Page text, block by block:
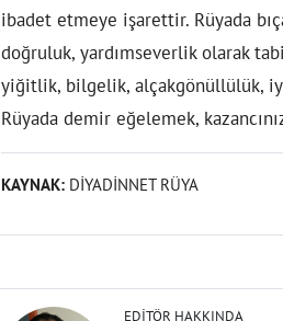
ibadet etmeye işarettir. Rüyada
doğruluk, yardımseverlik olarak
yiğitlik, bilgelik, alçakgönüllülük,
Rüyada demir eğelemek,
KAYNAK: DİYADİNNET RÜYA
EDITÖR HAKKINDA